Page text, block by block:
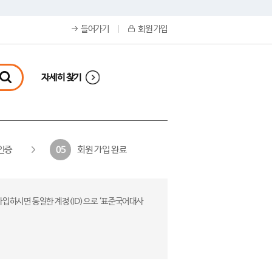
들어가기 회원 가입
자세히 찾기
증 05 회원 가입 완료
하시면 동일한 계정(ID)으로 ‘표준국어대사